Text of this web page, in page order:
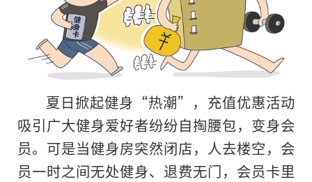
夏日掀起健身“热潮”，充值优惠活动
吸引广大健身爱好者纷纷自掏腰包，变身会
员。可是当健身房突然闭店，人去楼空，会
员一时之间无处健身、退费无门，会员卡里